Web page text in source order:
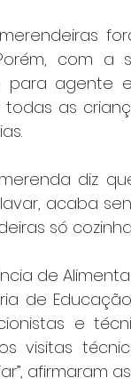
com a
agente
as
diz
acaba
só
de
de
e
visitas
afirmaram